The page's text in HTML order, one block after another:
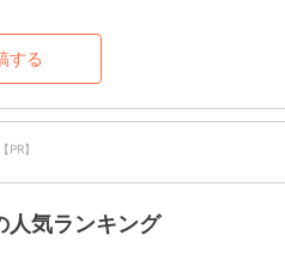
する
【PR】
人気ランキング